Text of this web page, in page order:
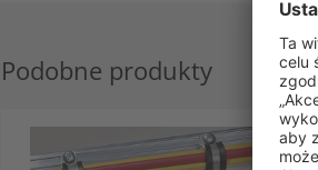
Podobne produkty